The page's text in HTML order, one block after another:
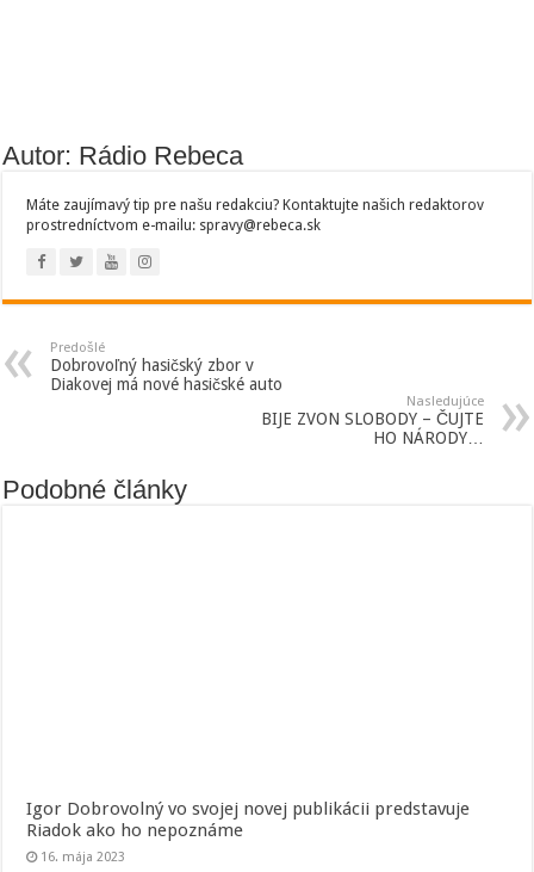
Autor: Rádio Rebeca
Máte zaujímavý tip pre našu redakciu? Kontaktujte našich redaktorov
prostredníctvom e-mailu: spravy@rebeca.sk
Predošlé
Dobrovoľný hasičský zbor v
Diakovej má nové hasičské auto
Nasledujúce
BIJE ZVON SLOBODY – ČUJTE
HO NÁRODY…
Podobné články
Igor Dobrovolný vo svojej novej publikácii predstavuje
Riadok ako ho nepoznáme
16. mája 2023